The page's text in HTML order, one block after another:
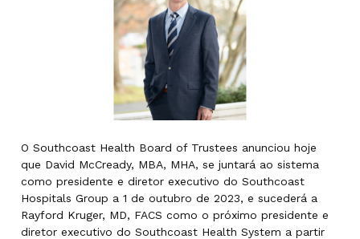
O Southcoast Health Board of Trustees anunciou hoje
que David McCready, MBA, MHA, se juntará ao sistema
como presidente e diretor executivo do Southcoast
Hospitals Group a 1 de outubro de 2023, e sucederá a
Rayford Kruger, MD, FACS como o próximo presidente e
diretor executivo do Southcoast Health System a partir